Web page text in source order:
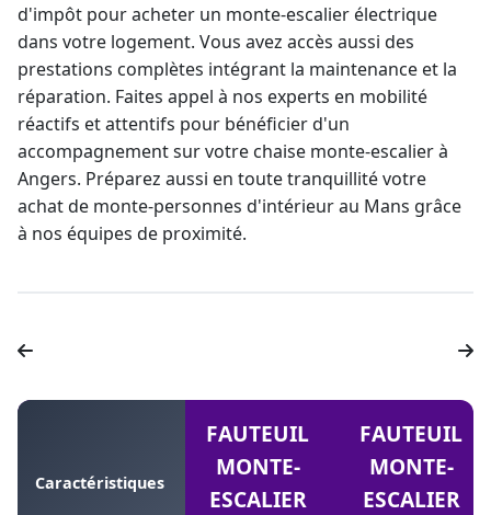
d'impôt pour acheter un monte-escalier électrique
dans votre logement. Vous avez accès aussi des
prestations complètes intégrant la maintenance et la
réparation. Faites appel à nos experts en mobilité
réactifs et attentifs pour bénéficier d'un
accompagnement sur votre chaise monte-escalierà
Angers. Préparez aussi en toute tranquillité votre
achat de monte-personnes d'intérieur au Mans grâce
à nos équipes de proximité.
Caractéristiques
FAUTEUIL
MONTE-
ESCALIER
FAUTEUIL
MONTE-
ESCALIER